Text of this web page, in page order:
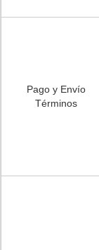
Pago y Envío
Términos